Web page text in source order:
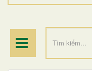
ĐIỂM HÀNH HƯƠNG